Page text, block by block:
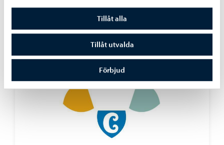
Tillåt alla
Tillåt utvalda
Förbjud